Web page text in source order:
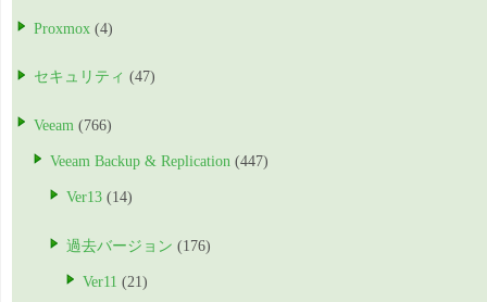
Proxmox (4)
セキュリティ (47)
Veeam (766)
Veeam Backup & Replication (447)
Ver13 (14)
過去バージョン (176)
Ver11 (21)